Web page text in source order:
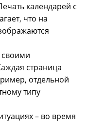
календарей с
что на
своими
страница
отдельной
типу
– во время